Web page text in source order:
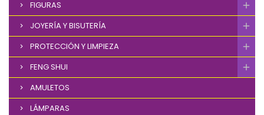
FIGURAS
JOYERÍA Y BISUTERÍA
PROTECCIÓN Y LIMPIEZA
FENG SHUI
AMULETOS
LÁMPARAS